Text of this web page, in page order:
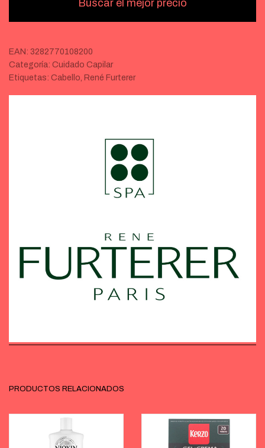
Buscar el mejor precio
EAN: 3282770108200
Categoría: Cuidado Capilar
Etiquetas: Cabello, René Furterer
PRODUCTOS RELACIONADOS